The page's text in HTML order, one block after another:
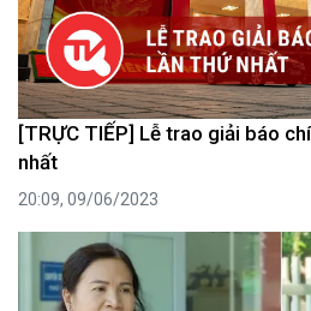
[TRỰC TIẾP] Lễ trao giải báo
nhất
20:09, 09/06/2023